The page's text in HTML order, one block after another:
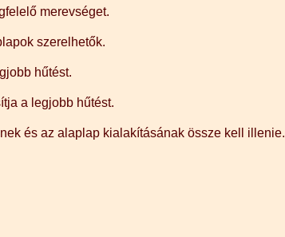
merevséget.
szerelhetők.
hűtést.
a legjobb hűtést.
és az alaplap kialakításának össze kell illenie.